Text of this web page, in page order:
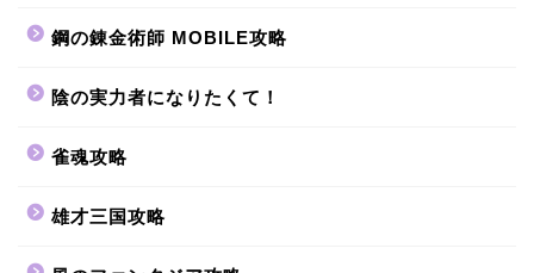
鋼の錬金術師 MOBILE攻略
陰の実力者になりたくて！
雀魂攻略
雄才三国攻略